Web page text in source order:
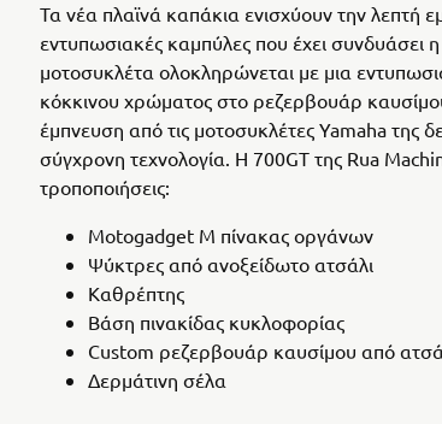
Τα νέα πλαϊνά καπάκια ενισχύουν την λεπτή
εντυπωσιακές καμπύλες που έχει συνδυάσει
μοτοσυκλέτα ολοκληρώνεται με μια
κόκκινου χρώματος στο ρεζερβουάρ
έμπνευση από τις μοτοσυκλέτες Yamaha της
σύγχρονη τεχνολογία. Η 700GT της Rua
τροποποιήσεις:
Motogadget M πίνακας οργάνων
Ψύκτρες από ανοξείδωτο ατσάλι
Καθρέπτης
Βάση πινακίδας κυκλοφορίας
Custom ρεζερβουάρ καυσίμου από
Δερμάτινη σέλα